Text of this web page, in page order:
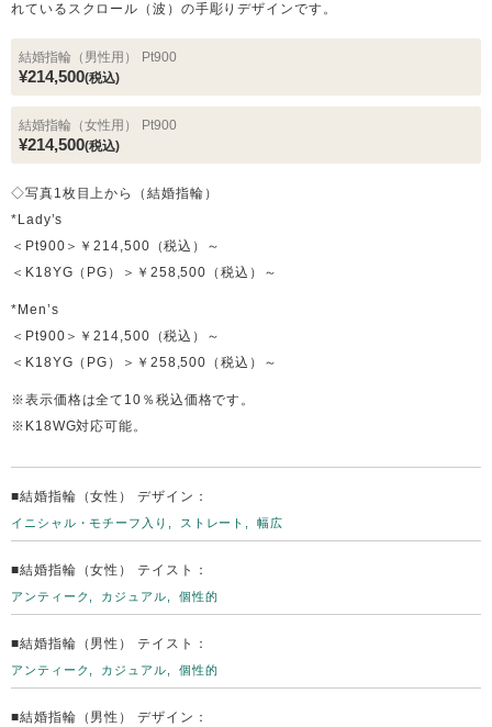
れているスクロール（波）の手彫りデザインです。
結婚指輪（男性用） Pt900
¥214,500(税込)
結婚指輪（女性用） Pt900
¥214,500(税込)
◇写真1枚目上から（結婚指輪）
*Lady’s
＜Pt900＞￥214,500（税込）～
＜K18YG（PG）＞￥258,500（税込）～
*Men’s
＜Pt900＞￥214,500（税込）～
＜K18YG（PG）＞￥258,500（税込）～
※表示価格は全て10％税込価格です。
※K18WG対応可能。
■結婚指輪（女性） デザイン：
イニシャル・モチーフ入り ストレート 幅広
■結婚指輪（女性） テイスト：
アンティーク カジュアル 個性的
■結婚指輪（男性） テイスト：
アンティーク カジュアル 個性的
■結婚指輪（男性） デザイン：